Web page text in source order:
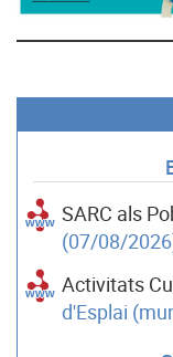
SARC als
(07/08/
Activitats
d'Esplai